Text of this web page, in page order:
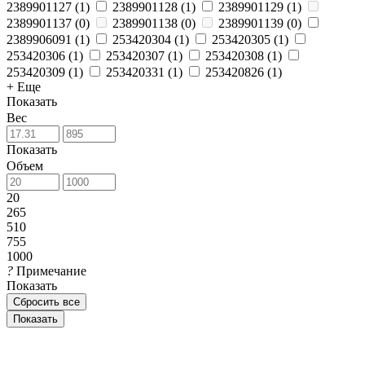
2389901127 (1) 2389901128 (1) 2389901129 (1)
2389901137 (0) 2389901138 (0) 2389901139 (0)
2389906091 (1) 253420304 (1) 253420305 (1)
253420306 (1) 253420307 (1) 253420308 (1)
253420309 (1) 253420331 (1) 253420826 (1)
+ Еще
Показать
Вес
Показать
Объем
20
265
510
755
1000
? Примечание
Показать
Сбросить все